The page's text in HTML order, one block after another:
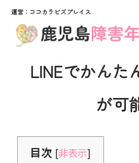
運営：ココカラビズプレイス
LINEでかんた
が可
目次 [非表示]